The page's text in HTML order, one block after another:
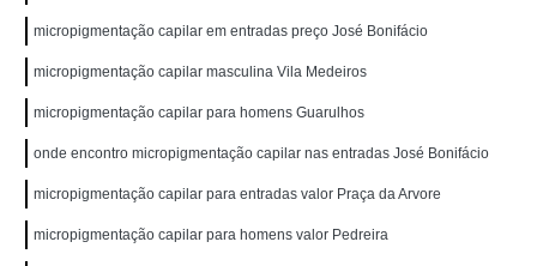
micropigmentação capilar em entradas preço José Bonifácio
micropigmentação capilar masculina Vila Medeiros
micropigmentação capilar para homens Guarulhos
onde encontro micropigmentação capilar nas entradas José Bonifácio
micropigmentação capilar para entradas valor Praça da Arvore
micropigmentação capilar para homens valor Pedreira